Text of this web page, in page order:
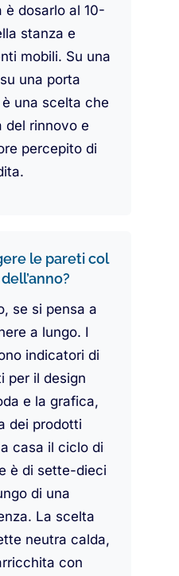
è dosarlo al 10-
stanza e
mobili. Su una
una porta
è una scelta che
del rinnovo e
percepito di
le pareti col
se si pensa a
a lungo. I
indicatori di
per il design
e la grafica,
dei prodotti
casa il ciclo di
è di sette-dieci
di una
La scelta
neutra calda,
con